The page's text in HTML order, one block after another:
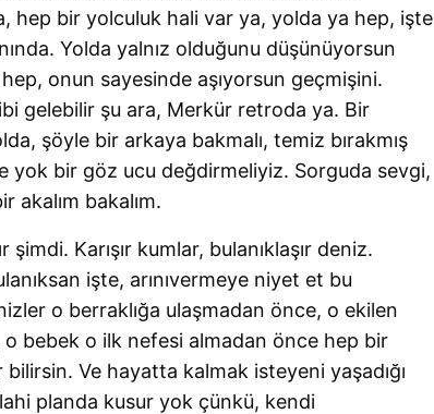
hep bir yolculuk hali var ya, yolda ya hep, işte
Yolda yalnız olduğunu düşünüyorsun
onun sayesinde aşıyorsun geçmişini.
gelebilir şu ara, Merkür retroda ya. Bir
şöyle bir arkaya bakmalı, temiz bırakmış
yok bir göz ucu değdirmeliyiz. Sorguda sevgi,
akalım bakalım.
Karışır kumlar, bulanıklaşır deniz.
işte, arınıvermeye niyet et bu
o berraklığa ulaşmadan önce, o ekilen
bebek o ilk nefesi almadan önce hep bir
bilirsin. Ve hayatta kalmak isteyeni yaşadığı
planda kusur yok çünkü, kendi